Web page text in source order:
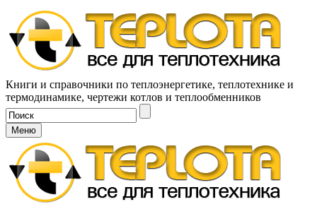
Книги и справочники по теплоэнергетике, теплотехнике и
термодинамике, чертежи котлов и теплообменников
Меню